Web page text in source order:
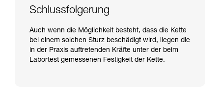
Schlussfolgerung
Auch wenn die Möglichkeit besteht, dass die Kette
bei einem solchen Sturz beschädigt wird, liegen die
in der Praxis auftretenden Kräfte unter der beim
Labortest gemessenen Festigkeit der Kette.